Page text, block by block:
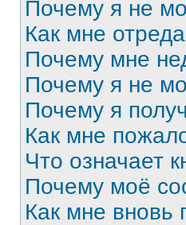
Почему я не
Как мне
Почему мне
Почему я не
Почему я
Как мне
Что означает
Почему моё
Как мне вновь